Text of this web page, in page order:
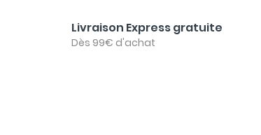
Livraison Express gratuite
Dès 99€ d'achat